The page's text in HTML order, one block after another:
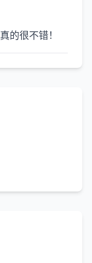
的很不错！